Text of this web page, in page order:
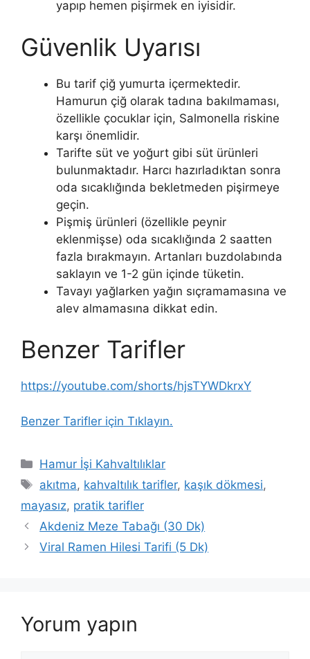
yapıp hemen pişirmek en iyisidir.
Güvenlik Uyarısı
Bu tarif çiğ yumurta içermektedir.
Hamurun çiğ olarak tadına bakılmaması,
özellikle çocuklar için, Salmonella riskine
karşı önemlidir.
Tarifte süt ve yoğurt gibi süt ürünleri
bulunmaktadır. Harcı hazırladıktan sonra
oda sıcaklığında bekletmeden pişirmeye
geçin.
Pişmiş ürünleri (özellikle peynir
eklenmişse) oda sıcaklığında 2 saatten
fazla bırakmayın. Artanları buzdolabında
saklayın ve 1-2 gün içinde tüketin.
Tavayı yağlarken yağın sıçramamasına ve
alev almamasına dikkat edin.
Benzer Tarifler
https://youtube.com/shorts/hjsTYWDkrxY
Benzer Tarifler için Tıklayın.
Kategoriler
Hamur İşi Kahvaltılıklar
Etiketler
akıtma, kahvaltılık tarifler, kaşık dökmesi,
mayasız, pratik tarifler
Akdeniz Meze Tabağı (30 Dk)
Viral Ramen Hilesi Tarifi (5 Dk)
Yorum yapın